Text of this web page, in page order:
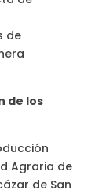
de
de los
Agraria de
de San